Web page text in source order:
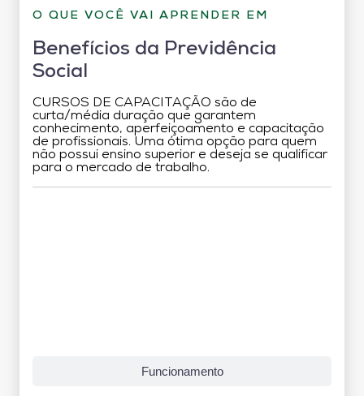
O QUE VOCÊ VAI APRENDER EM
Benefícios da Previdência
Social
CURSOS DE CAPACITAÇÃO são de
curta/média duração que garantem
conhecimento, aperfeiçoamento e capacitação
de profissionais. Uma ótima opção para quem
não possui ensino superior e deseja se qualificar
para o mercado de trabalho.
Funcionamento